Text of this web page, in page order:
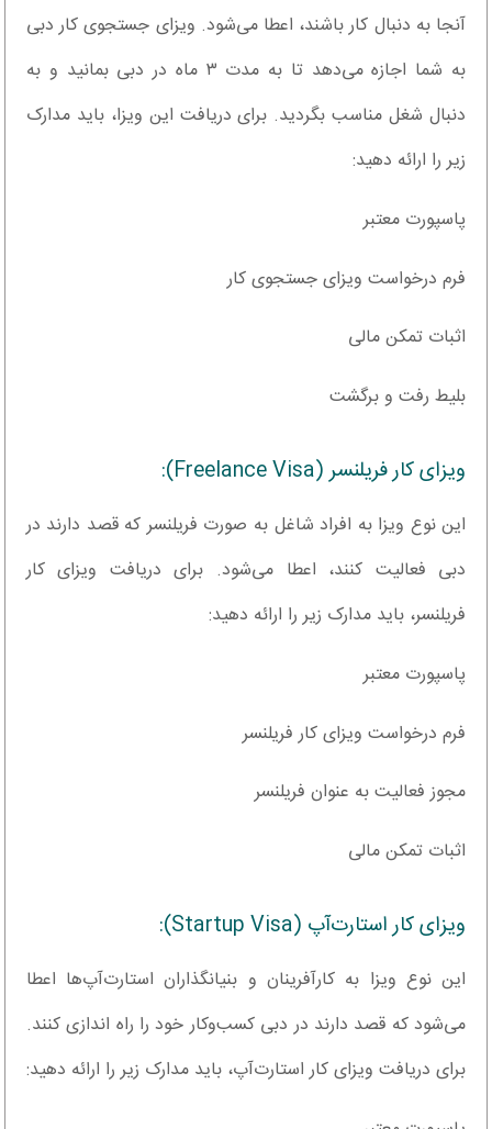
آنجا به دنبال کار باشند، اعطا می‌شود. ویزای جستجوی کار دبی
به شما اجازه می‌دهد تا به مدت ۳ ماه در دبی بمانید و به
دنبال شغل مناسب بگردید. برای دریافت این ویزا، باید مدارک
زیر را ارائه دهید:
پاسپورت معتبر
فرم درخواست ویزای جستجوی کار
اثبات تمکن مالی
بلیط رفت و برگشت
ویزای کار فریلنسر (Freelance Visa):
این نوع ویزا به افراد شاغل به صورت فریلنسر که قصد دارند در
دبی فعالیت کنند، اعطا می‌شود. برای دریافت ویزای کار
فریلنسر، باید مدارک زیر را ارائه دهید:
پاسپورت معتبر
فرم درخواست ویزای کار فریلنسر
مجوز فعالیت به عنوان فریلنسر
اثبات تمکن مالی
ویزای کار استارت‌آپ (Startup Visa):
این نوع ویزا به کارآفرینان و بنیانگذاران استارت‌آپ‌ها اعطا
می‌شود که قصد دارند در دبی کسب‌وکار خود را راه اندازی کنند.
برای دریافت ویزای کار استارت‌آپ، باید مدارک زیر را ارائه دهید: